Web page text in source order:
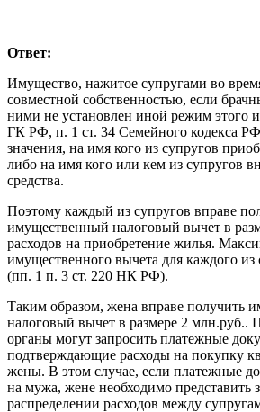
Ответ:
Имущество, нажитое супругами во
совместной собственностью, если
ними не установлен иной режим этого
ГК РФ, п. 1 ст. 34 Семейного кодекса
значения, на имя кого из супругов
либо на имя кого или кем из супругов
средства.
Поэтому каждый из супругов вправе
имущественный налоговый вычет в
расходов на приобретение жилья.
имущественного вычета для каждого из
(пп. 1 п. 3 ст. 220 НК РФ).
Таким образом, жена вправе получить
налоговый вычет в размере 2 млн.руб..
органы могут запросить платежные
подтверждающие расходы на покупку
жены. В этом случае, если платежные
на мужа, жене необходимо представить
распределении расходов между